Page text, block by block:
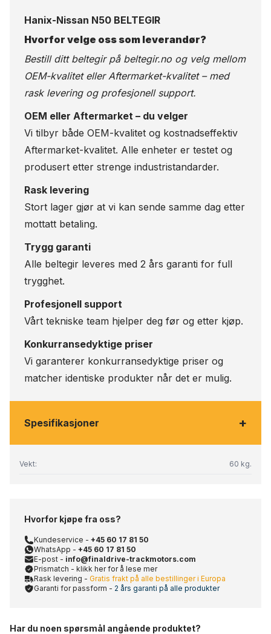
Hanix-Nissan N50 BELTEGIR
Hvorfor velge oss som leverandør?
Bestill ditt beltegir på beltegir.no og velg mellom
OEM-kvalitet eller Aftermarket-kvalitet – med
rask levering og profesjonell support.
OEM eller Aftermarket – du velger
Vi tilbyr både OEM-kvalitet og kostnadseffektiv
Aftermarket-kvalitet. Alle enheter er testet og
produsert etter strenge industristandarder.
Rask levering
Stort lager gjør at vi kan sende samme dag etter
mottatt betaling.
Trygg garanti
Alle beltegir leveres med 2 års garanti for full
trygghet.
Profesjonell support
Vårt tekniske team hjelper deg før og etter kjøp.
Konkurransedyktige priser
Vi garanterer konkurransedyktige priser og
matcher identiske produkter når det er mulig.
Spesifikasjoner +
Vekt: 60 kg.
Hvorfor kjøpe fra oss?
Kundeservice - +45 60 17 81 50
WhatsApp - +45 60 17 81 50
E-post - info@finaldrive-trackmotors.com
Prismatch - klikk her for å lese mer
Rask levering - Gratis frakt på alle bestillinger i Europa
Garanti for passform - 2 års garanti på alle produkter
Har du noen spørsmål angående produktet?